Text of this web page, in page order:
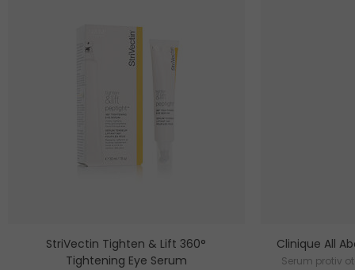
StriVectin Tighten & Lift 360°
Tightening Eye Serum
Clinique All
Serum protiv